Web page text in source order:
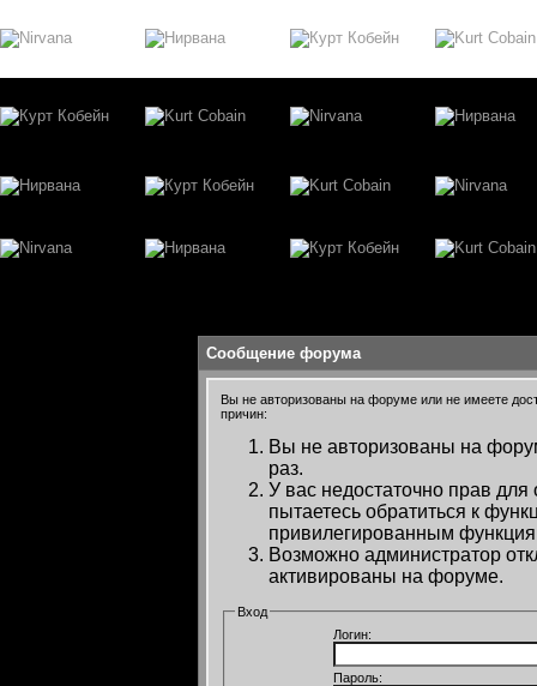
Сообщение форума
Вы не авторизованы на форуме или не имеете
причин:
Вы не авторизованы на
раз.
У вас недостаточно прав
пытаетесь обратиться к
привилегированным
Возможно администратор
активированы на форуме.
Вход
Логин:
Пароль: